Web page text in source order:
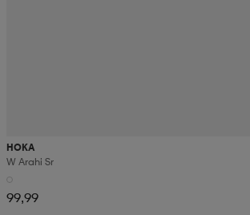
HOKA
W Arahi Sr
99,99